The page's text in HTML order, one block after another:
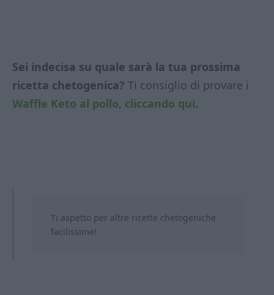
Sei indecisa su quale sarà la tua prossima
ricetta chetogenica? Ti consiglio di provare i
Waffle Keto al pollo, cliccando qui.
Ti aspetto per altre ricette chetogeniche
facilissime!